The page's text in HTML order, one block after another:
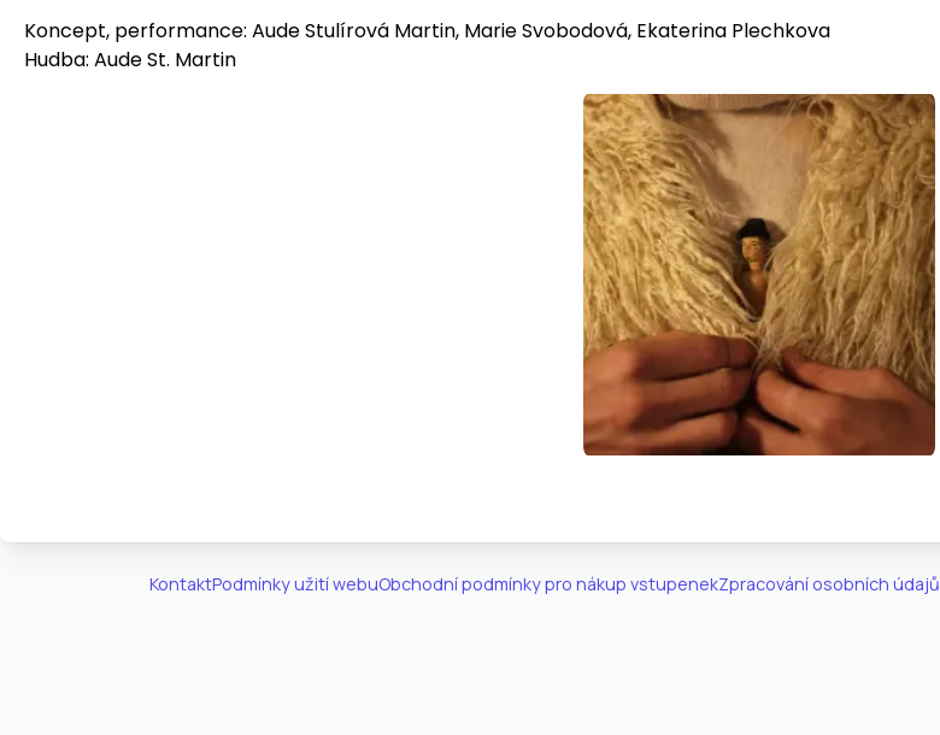
Koncept, performance: Aude Stulírová Martin, Marie Svobodová, Ekaterina Plechkova
Hudba: Aude St. Martin
KontaktPodmínky užití webuObchodní podmínky pro nákup vstupenekZpracování osobních údajů